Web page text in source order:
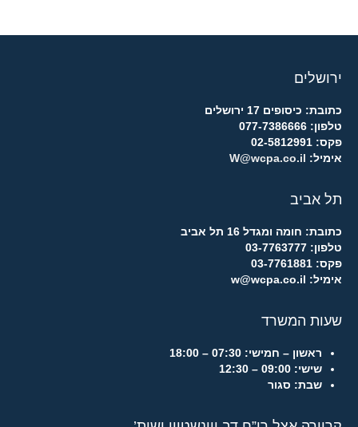
ירושלים
כתובת: כיסופים 17 ירושלים
טלפון: 077-7386666
פקס: 02-5812991
אימיל: W@wcpa.co.il
תל אביב
כתובת: חומה ומגדל 16 תל אביב
טלפון: 03-7763777
פקס: 03-7761881
אימיל: w@wcpa.co.il
שעות המשרד
ראשון – חמישי: 07:30 – 18:00
שישי: 09:00 – 12:30
שבת: סגור